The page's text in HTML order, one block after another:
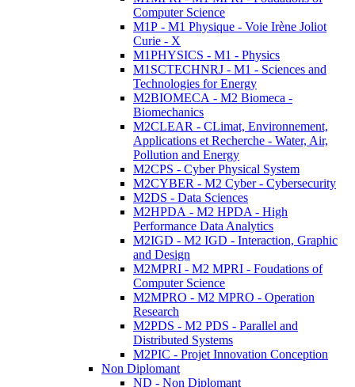
Computer Science
M1P - M1 Physique - Voie Irène Joliot
Curie - X
M1PHYSICS - M1 - Physics
M1SCTECHNRJ - M1 - Sciences and
Technologies for Energy
M2BIOMECA - M2 Biomeca -
Biomechanics
M2CLEAR - CLimat, Environnement,
Applications et Recherche - Water, Air,
Pollution and Energy
M2CPS - Cyber Physical System
M2CYBER - M2 Cyber - Cybersecurity
M2DS - Data Sciences
M2HPDA - M2 HPDA - High
Performance Data Analytics
M2IGD - M2 IGD - Interaction, Graphic
and Design
M2MPRI - M2 MPRI - Foudations of
Computer Science
M2MPRO - M2 MPRO - Operation
Research
M2PDS - M2 PDS - Parallel and
Distributed Systems
M2PIC - Projet Innovation Conception
Non Diplomant
ND - Non Diplomant